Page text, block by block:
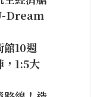
Dream
館10週
，1:5大